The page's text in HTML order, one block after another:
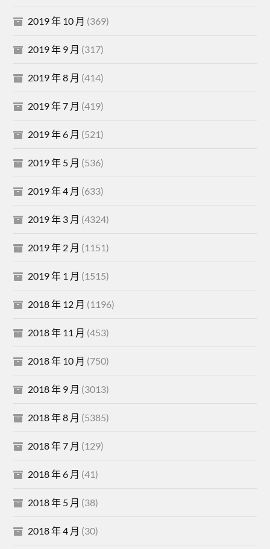
2019 年 10 月 (369)
2019 年 9 月 (317)
2019 年 8 月 (414)
2019 年 7 月 (419)
2019 年 6 月 (521)
2019 年 5 月 (536)
2019 年 4 月 (633)
2019 年 3 月 (4324)
2019 年 2 月 (1151)
2019 年 1 月 (1515)
2018 年 12 月 (1196)
2018 年 11 月 (453)
2018 年 10 月 (750)
2018 年 9 月 (3013)
2018 年 8 月 (5385)
2018 年 7 月 (129)
2018 年 6 月 (41)
2018 年 5 月 (38)
2018 年 4 月 (30)